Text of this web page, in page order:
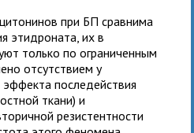
при БП сравнима
этидроната, их в
только по ограниченным
отсутствием у
последействия
ткани) и
резистентности